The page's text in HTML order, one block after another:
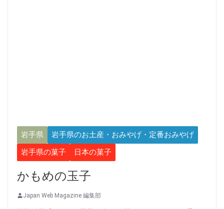
岩手県
岩手県のお土産・おみやげ・定番おみやげ
岩手県の菓子
日本の菓子
かもめの玉子
Japan Web Magazine 編集部